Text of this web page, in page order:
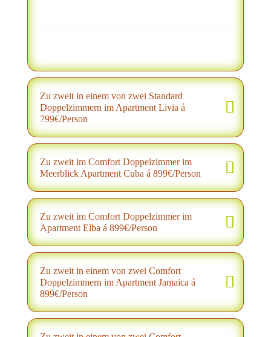
Zu zweit in einem von zwei Standard
Doppelzimmern im Apartment Livia á
799€/Person
Zu zweit im Comfort Doppelzimmer im
Meerblick Apartment Cuba á 899€/Person
Zu zweit im Comfort Doppelzimmer im
Apartment Elba á 899€/Person
Zu zweit in einem von zwei Comfort
Doppelzimmern im Apartment Jamaica á
899€/Person